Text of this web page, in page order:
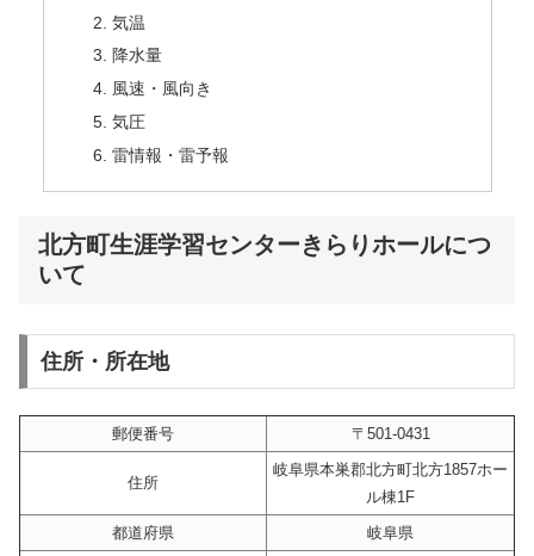
気温
降水量
風速・風向き
気圧
雷情報・雷予報
北方町生涯学習センターきらりホールにつ
いて
住所・所在地
郵便番号 〒501-0431
住所
岐阜県本巣郡北方町北方1857ホー
ル棟1F
都道府県
岐阜県